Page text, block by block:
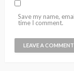
Save my name,
time I comment.